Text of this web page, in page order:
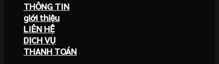
THÔNG TIN
giới thiệu
LIÊN HỆ
DỊCH VỤ
THANH TOÁN